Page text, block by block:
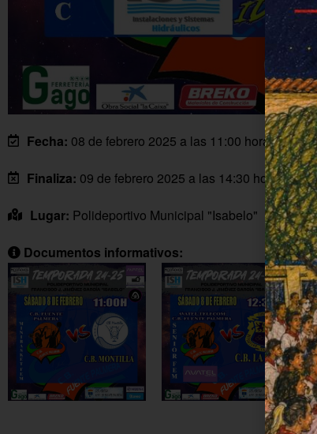
Fecha: 08 de febrero 2025 a las 11:00 horas
Finaliza: 09 de febrero 2025 a las 14:30 horas
Lugar: Polideportivo Municipal "Isabelo"
Documentos informativos: